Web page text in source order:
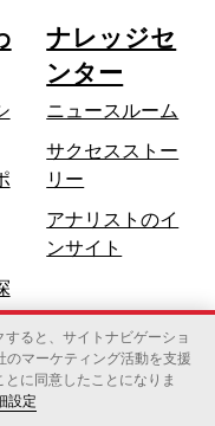
ナレッジセ
ンター
ニュースルーム
サクセスストー
リー
アナリストのイ
ンサイト
ル社（ゼロックスの子会
ると、サイトナビゲーショ
マーケティング活動を支援
に同意したことになりま
設定